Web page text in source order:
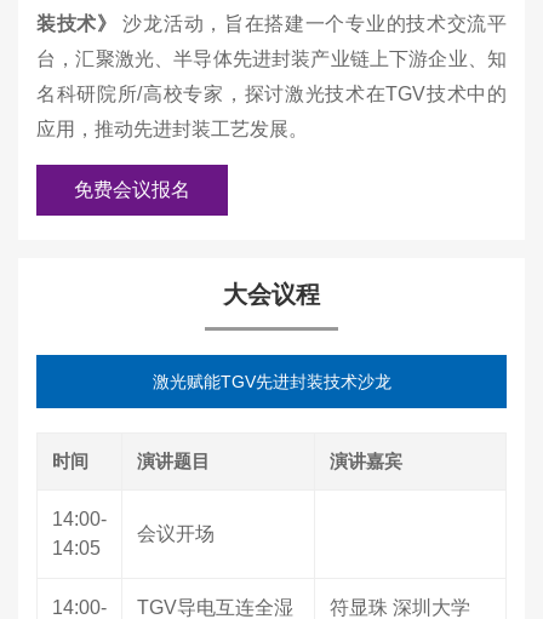
装技术》沙龙活动，旨在搭建一个专业的技术交流平
台，汇聚激光、半导体先进封装产业链上下游企业、知
名科研院所/高校专家，探讨激光技术在TGV技术中的
应用，推动先进封装工艺发展。
免费会议报名
大会议程
激光赋能TGV先进封装技术沙龙
时间 演讲题目 演讲嘉宾
14:00-
14:05
会议开场
14:00-
TGV导电互连全湿
符显珠 深圳大学